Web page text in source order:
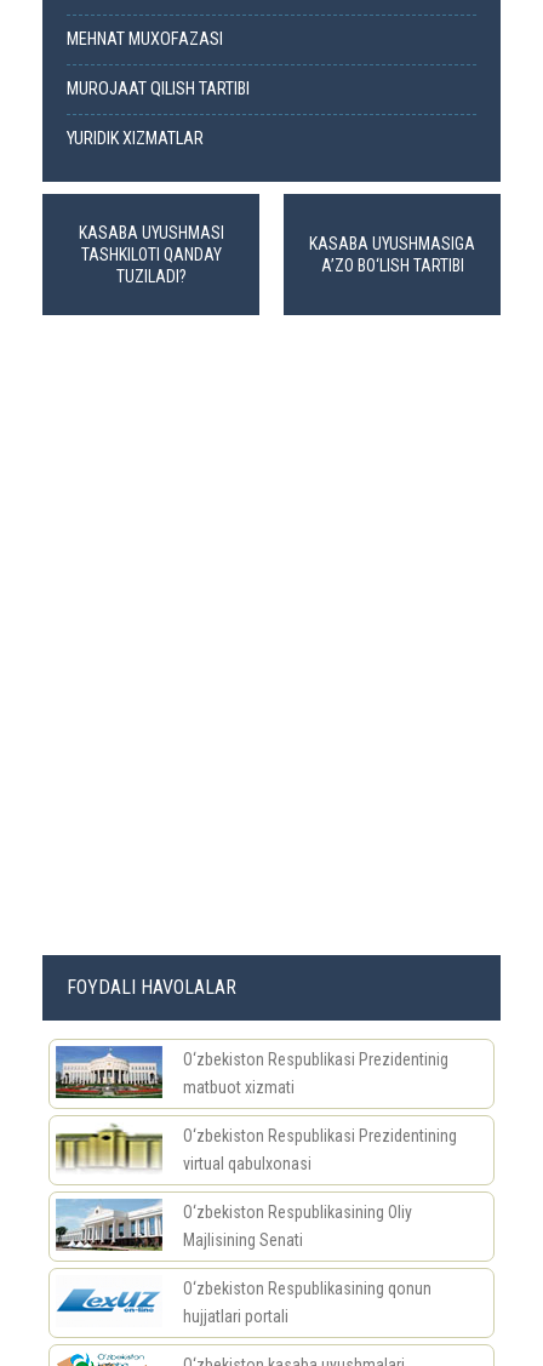
MEHNAT MUXOFAZASI
MUROJAAT QILISH TARTIBI
YURIDIK XIZMATLAR
KASABA UYUSHMASI
TASHKILOTI QANDAY
TUZILADI?
KASABA UYUSHMASIGA
A’ZO BO‘LISH TARTIBI
FOYDALI HAVOLALAR
O‘zbekiston Respublikasi Prezidentinig
matbuot xizmati
O‘zbekiston Respublikasi Prezidentining
virtual qabulxonasi
O‘zbekiston Respublikasining Oliy
Majlisining Senati
O‘zbekiston Respublikasining qonun
hujjatlari portali